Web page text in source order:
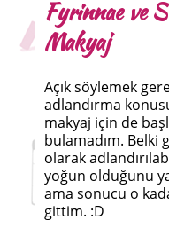
Fyrinnae ve
Makyaj
Açık söylemek
adlandırma
makyaj için de
bulamadım. Belki
olarak
yoğun olduğunu
ama sonucu o
gittim. :D